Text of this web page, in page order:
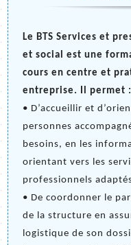
Le BTS Services et
et social est une
cours en centre et
entreprise. Il permet :
• D’accueillir et
personnes
besoins, en les
orientant vers les
professionnels
• De coordonner le
de la structure en
logistique de son